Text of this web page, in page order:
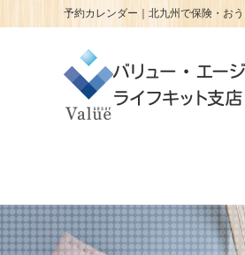
予約カレンダー｜北九州で保険・お